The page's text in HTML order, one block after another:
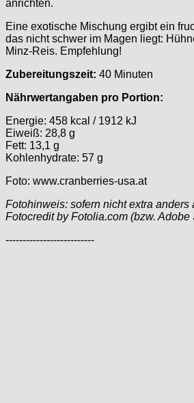
anrichten.
Eine exotische Mischung ergibt ein
das nicht schwer im Magen liegt:
Minz-Reis. Empfehlung!
Zubereitungszeit: 40 Minuten
Nährwertangaben pro Portion:
Energie: 458 kcal / 1912 kJ
Eiweiß: 28,8 g
Fett: 13,1 g
Kohlenhydrate: 57 g
Foto: www.cranberries-usa.at
Fotohinweis: sofern nicht extra anders
Fotocredit by Fotolia.com (bzw. Adobe
--------------------------